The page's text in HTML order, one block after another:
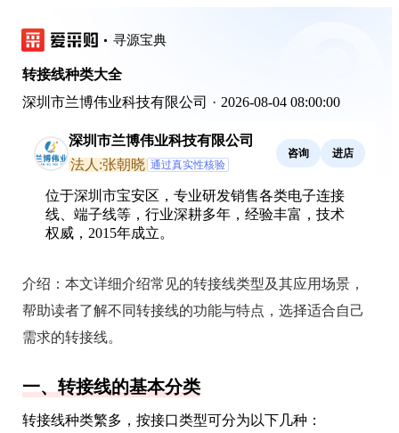
寻源宝典
转接线种类大全
深圳市兰博伟业科技有限公司 · 2026-08-04 08:00:00
深圳市兰博伟业科技有限公司
法人:张朝晓 通过真实性核验
咨询 进店
位于深圳市宝安区，专业研发销售各类电子连接
线、端子线等，行业深耕多年，经验丰富，技术
权威，2015年成立。
介绍： 本文详细介绍常见的转接线类型及其应用场景，
帮助读者了解不同转接线的功能与特点，选择适合自己
需求的转接线。
一、转接线的基本分类
转接线种类繁多，按接口类型可分为以下几种：